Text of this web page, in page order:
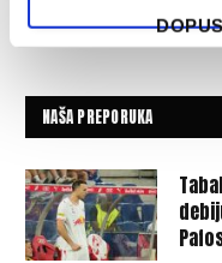
NAŠA PREPORUKA